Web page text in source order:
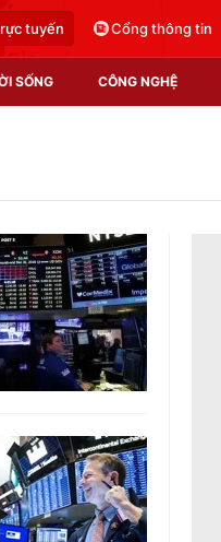
tuyến Cổng thông tin
SỐNG CÔNG NGHỆ
video